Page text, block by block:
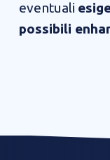
eventuali
possibili